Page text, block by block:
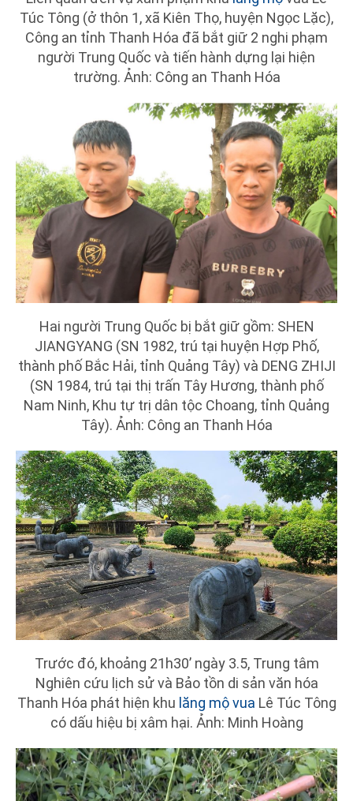
Túc Tông (ở thôn 1, xã Kiên Thọ, huyện Ngọc Lặc),
Công an tỉnh Thanh Hóa đã bắt giữ 2 nghi phạm
người Trung Quốc và tiến hành dựng lại hiện
trường. Ảnh: Công an Thanh Hóa
Hai người Trung Quốc bị bắt giữ gồm: SHEN
JIANGYANG (SN 1982, trú tại huyện Hợp Phố,
thành phố Bắc Hải, tỉnh Quảng Tây) và DENG ZHIJI
(SN 1984, trú tại thị trấn Tây Hương, thành phố
Nam Ninh, Khu tự trị dân tộc Choang, tỉnh Quảng
Tây). Ảnh: Công an Thanh Hóa
Trước đó, khoảng 21h30’ ngày 3.5, Trung tâm
Nghiên cứu lịch sử và Bảo tồn di sản văn hóa
Thanh Hóa phát hiện khu lăng mộ vua Lê Túc Tông
có dấu hiệu bị xâm hại. Ảnh: Minh Hoàng